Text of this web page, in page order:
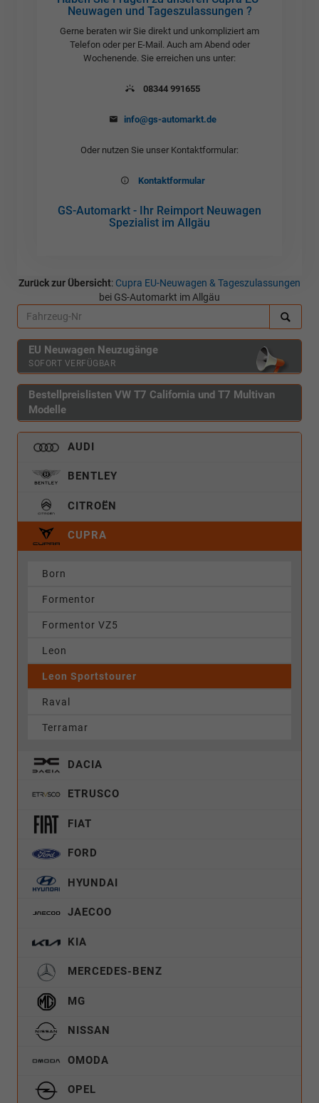
Neuwagen und Tageszulassungen ?
Gerne beraten wir Sie direkt und unkompliziert am
Telefon oder per E-Mail. Auch am Abend oder
Wochenende. Sie erreichen uns unter:
08344 991655
info@gs-automarkt.de
Oder nutzen Sie unser Kontaktformular:
Kontaktformular
GS-Automarkt - Ihr Reimport Neuwagen
Spezialist im Allgäu
Zurück zur Übersicht: Cupra EU-Neuwagen & Tageszulassungen
bei GS-Automarkt im Allgäu
EU Neuwagen Neuzugänge
SOFORT VERFÜGBAR
Bestellpreislisten VW T7 California und T7 Multivan
Modelle
AUDI
BENTLEY
CITROËN
CUPRA
Born
Formentor
Formentor VZ5
Leon
Leon Sportstourer
Raval
Terramar
DACIA
ETRUSCO
FIAT
FORD
HYUNDAI
JAECOO
KIA
MERCEDES-BENZ
MG
NISSAN
OMODA
OPEL